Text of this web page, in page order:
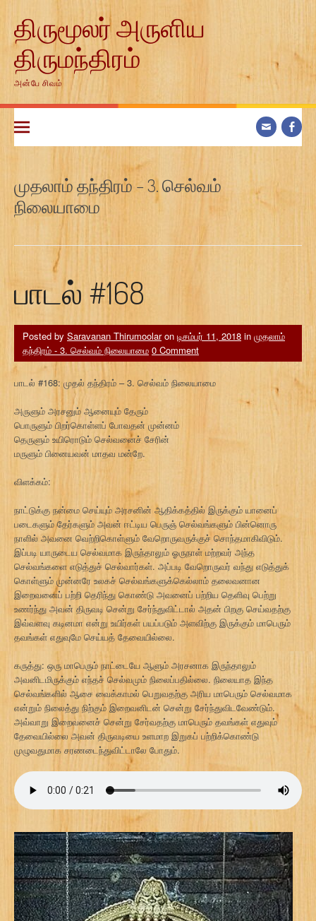
contentதிருமூலர் அருளிய
திருமந்திரம்
அன்பே சிவம்
முதலாம் தந்திரம் – 3. செல்வம்
நிலையாமை
பாடல் #168
Posted by Saravanan Thirumoolaron டிசம்பர் 11, 2018 in முதலாம்
தந்திரம் - 3. செல்வம் நிலையாமை 0 Comment
பாடல் #168: முதல் தந்திரம் – 3. செல்வம் நிலையாமை
அருளும் அரசனும் ஆனையும் தேரும்
பொருளும் பிறர்கொள்ளப் போவதன் முன்னம்
தெருளும் உயிரொடும் செல்வனைச் சேரின்
மருளும் பினையவன் மாதவ மன்றே.
விளக்கம்:
நாட்டுக்கு நன்மை செய்யும் அரசனின் ஆதிக்கத்தில் இருக்கும் யானைப்
படைகளும் தேர்களும் அவன் ஈட்டிய பெருஞ் செல்வங்களும் பின்னொரு
நாளில் அவனை வெற்றிகொள்ளும் வேறொருவருக்குச் சொந்தமாகிவிடும்.
இப்படி யாருடைய செல்வமாக இருந்தாலும் ஓருநாள் மற்றவர் அந்த
செல்வங்களை எடுத்துச் செல்வார்கள். அப்படி வேறொருவர் வந்து எடுத்துக்
கொள்ளும் முன்னரே உலகச் செல்வங்களுக்கெல்லாம் தலைவனான
இறைவனைப் பற்றி தெரிந்து கொண்டு அவனைப் பற்றிய தெளிவு பெற்று
உணர்ந்து அவன் திருவடி சென்று சேர்ந்துவிட்டால் அதன் பிறகு செய்வதற்கு
இவ்வளவு கடினமா என்று உயிர்கள் பயப்படும் அளவிற்கு இருக்கும் மாபெரும்
தவங்கள் எதுவுமே செய்யத் தேவையில்லை.
கருத்து: ஒரு மாபெரும் நாட்டையே ஆளும் அரசனாக இருந்தாலும்
அவனிடமிருக்கும் எந்தச் செல்வமும் நிலைப்பதில்லை. நிலையாத இந்த
செல்வங்களில் ஆசை வைக்காமல் பெறுவதற்கு அரிய மாபெரும் செல்வமாக
என்றும் நிலைத்து நிற்கும் இறைவனிடன் சென்று சேர்ந்துவிடவேண்டும்.
அவ்வாறு இறைவனைச் சென்று சேர்வதற்கு மாபெரும் தவங்கள் எதுவும்
தேவையில்லை அவன் திருவடியை உளமாற இறுகப் பற்றிக்கொண்டு
முழுவதுமாக சரணடைந்துவிட்டாலே போதும்.